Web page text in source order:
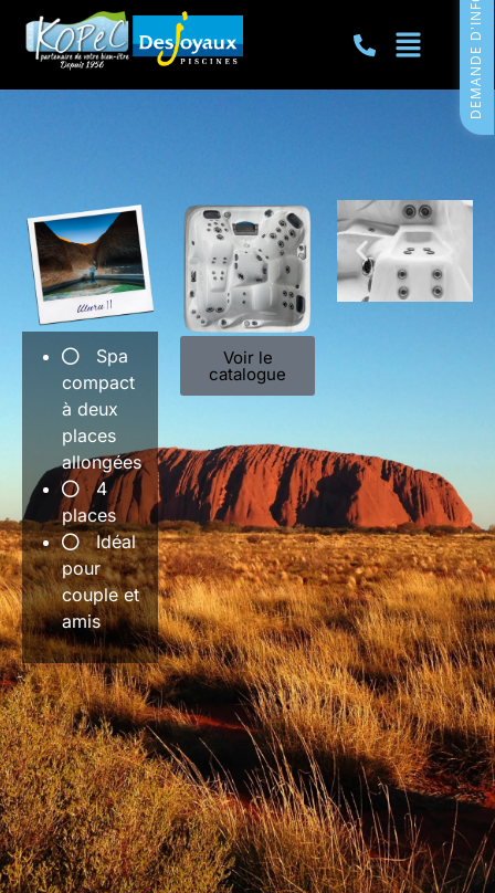
Spa
compact
à deux
places
allongées
4
places
Idéal
pour
couple et
amis
Voir le
catalogue